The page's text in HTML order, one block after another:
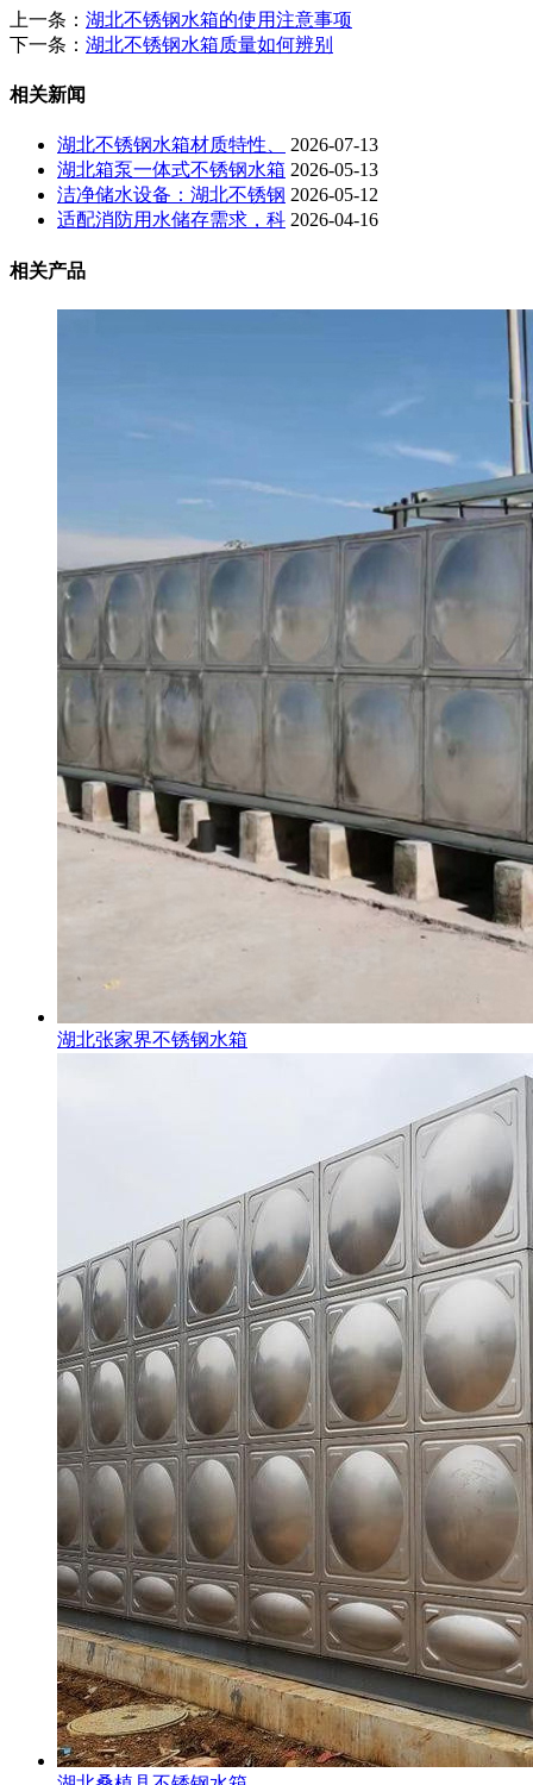
上一条： 湖北不锈钢水箱的使用注意事项
下一条： 湖北不锈钢水箱质量如何辨别
相关新闻
湖北不锈钢水箱材质特性、
2026-07-13
湖北箱泵一体式不锈钢水箱 2026-05-13
洁净储水设备：湖北不锈钢 2026-05-12
适配消防用水储存需求，科 2026-04-16
相关产品
湖北张家界不锈钢水箱